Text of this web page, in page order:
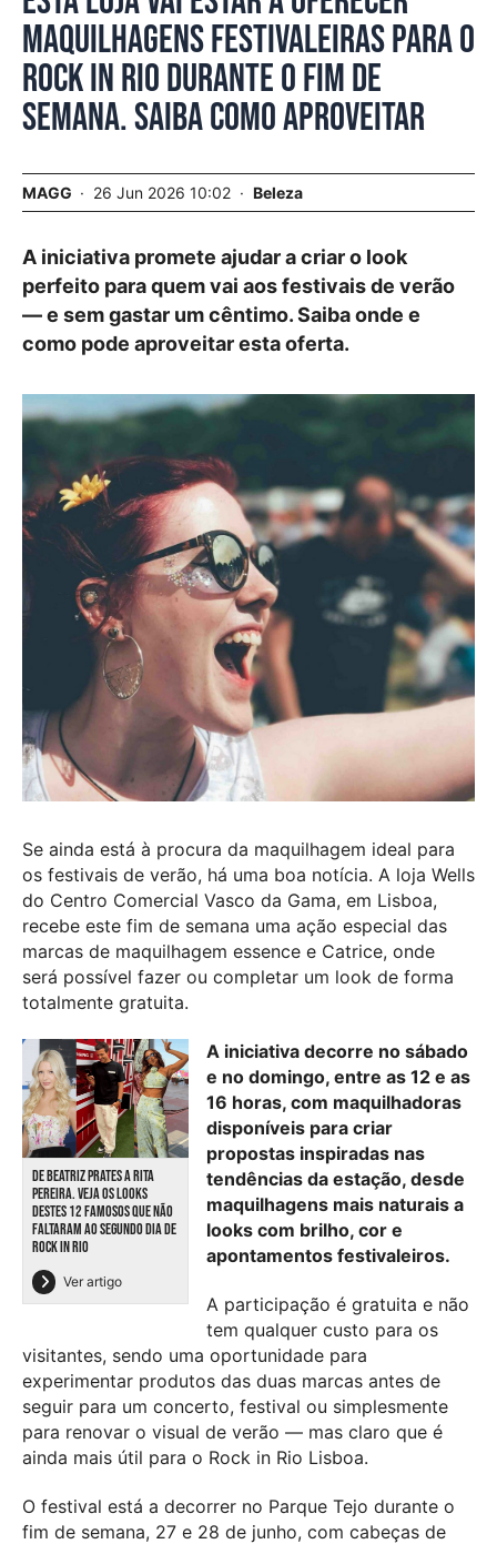
maquilhagens festivaleiras para o
Rock in Rio durante o fim de
semana. Saiba como aproveitar
MAGG 26 Jun 2026 10:02 Beleza
A iniciativa promete ajudar a criar o look
perfeito para quem vai aos festivais de verão
— e sem gastar um cêntimo. Saiba onde e
como pode aproveitar esta oferta.
Se ainda está à procura da maquilhagem ideal para
os festivais de verão, há uma boa notícia. A loja Wells
do Centro Comercial Vasco da Gama, em Lisboa,
recebe este fim de semana uma ação especial das
marcas de maquilhagem essence e Catrice, onde
será possível fazer ou completar um look de forma
totalmente gratuita.
DE BEATRIZ PRATES A RITA
PEREIRA. VEJA OS LOOKS
DESTES 12 FAMOSOS QUE NÃO
FALTARAM AO SEGUNDO DIA DE
ROCK IN RIO
Ver artigo
A iniciativa decorre no sábado
e no domingo, entre as 12 e as
16 horas, com maquilhadoras
disponíveis para criar
propostas inspiradas nas
tendências da estação, desde
maquilhagens mais naturais a
looks com brilho, cor e
apontamentos festivaleiros.
A participação é gratuita e não
tem qualquer custo para os
visitantes, sendo uma oportunidade para
experimentar produtos das duas marcas antes de
seguir para um concerto, festival ou simplesmente
para renovar o visual de verão — mas claro que é
ainda mais útil para o Rock in Rio Lisboa.
O festival está a decorrer no Parque Tejo durante o
fim de semana, 27 e 28 de junho, com cabeças de